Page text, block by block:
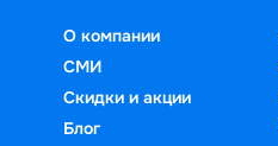
О компании
СМИ
Скидки и акции
Блог